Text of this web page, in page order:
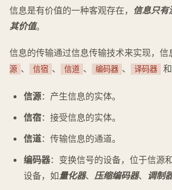
信息是有价值的一种客观存在， 信息只有
其价值。
信息的传输通过信息传输技术来实现，信
源 、 信宿 、 信道 、 编码器 、 译码器 和
信源：产生信息的实体。
信宿：接受信息的实体。
信道：传输信息的通道。
编码器：变换信号的设备，位于信源
设备，如量化器、 压缩编码器、 调制